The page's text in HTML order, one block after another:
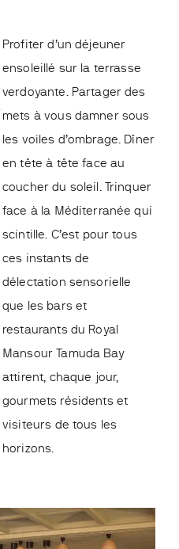
Profiter d’un déjeuner
ensoleillé sur la terrasse
verdoyante. Partager des
mets à vous damner sous
les voiles d’ombrage. Dîner
en tête à tête face au
coucher du soleil. Trinquer
face à la Méditerranée qui
scintille. C’est pour tous
ces instants de
délectation sensorielle
que les bars et
restaurants du Royal
Mansour Tamuda Bay
attirent, chaque jour,
gourmets résidents et
visiteurs de tous les
horizons.